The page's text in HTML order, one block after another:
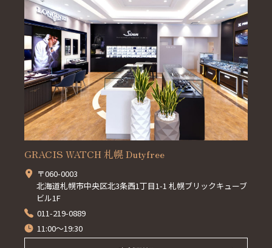
GRACIS WATCH 札幌 Dutyfree
〒060-0003
北海道札幌市中央区北3条西1丁目1-1 札幌ブリックキューブ
ビル1F
011-219-0889
11:00～19:30